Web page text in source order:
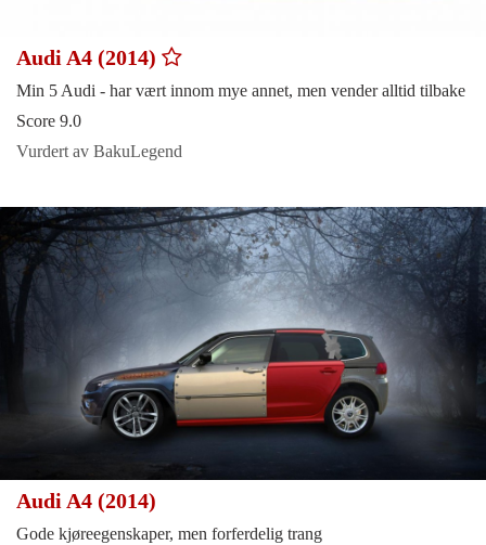
Audi A4 (2014)
Min 5 Audi - har vært innom mye annet, men vender alltid tilbake
Score 9.0
Vurdert av BakuLegend
Audi A4 (2014)
Gode kjøreegenskaper, men forferdelig trang